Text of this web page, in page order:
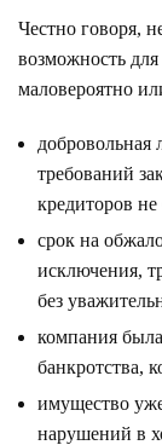
Честно говоря,
возможность
маловероятно
добровольная
требований
кредиторов
срок на
исключения,
без
компания
банкротства,
имущество
нарушений в